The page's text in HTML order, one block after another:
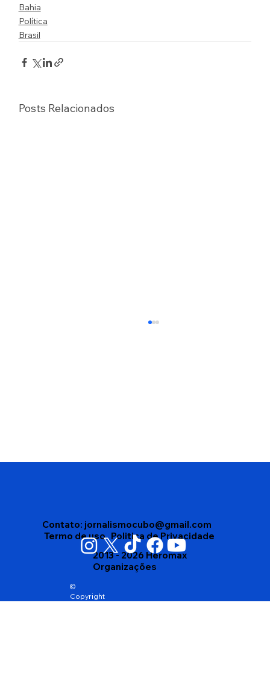
Bahia
Política
Brasil
Posts Relacionados
Edson Gomes segue internado após
Contato: jornalismocubo@gmail.com
Termo de uso Politica de Privacidade
©
Copyright
2013 - 2026 Heromax
Organizações